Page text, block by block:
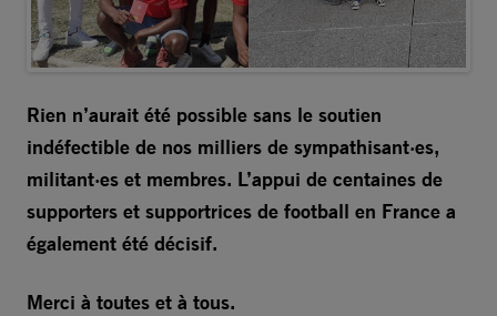
Rien n’aurait été possible sans le soutien
indéfectible de nos milliers de sympathisant·es,
militant·es et membres. L’appui de centaines de
supporters et supportrices de football en France a
également été décisif.
Merci à toutes et à tous.